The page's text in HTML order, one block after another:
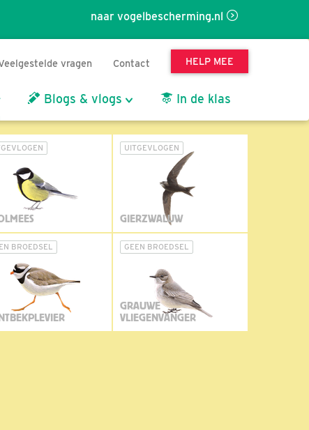
naar vogelbescherming.nl
vragen Contact HELP MEE
Blogs & vlogs In de klas
UITGEVLOGEN
GIERZWALUW
BROEDSEL GEEN BROEDSEL
GRAUWE
VLIEGENVANGER